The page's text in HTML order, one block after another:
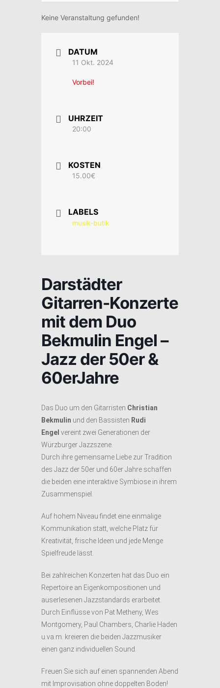
Keine Veranstaltung gefunden!
DATUM
11 Okt. 2024
Vorbei!
UHRZEIT
20:00
KOSTEN
15.00€
LABELS
musik-butik
Darstädter
Gitarren-Konzerte
mit dem Duo
Bekmulin Engel –
Jazz der 50er &
60erJahre
Das Duo um den Gitarristen Christian
Bekmulin und den Bassisten Rudi
Engel vereint zwei Generationen der
Würzburger Jazzszene.
Durch ihre gemeinsame Liebe zur Tradition
des Jazz der 50er und 60er Jahre schaffen
die beiden eine interaktive Symbiose in ihrem
Zusammenspiel.
Auf hohem Niveau findet eine einmalige
Kommunikation statt, welche Platz für
Kreativität, frische Ideen und jede Menge
Spielfreude lässt.
Bei zahlreichen Konzerten hat das Duo ein
Repertoire an Eigenkompositionen und
auserlesenen Jazzstandards erarbeitet.
Durch Einflüsse von Pat Metheny, Wes
Montgomery, Paul Chambers, Charlie Haden
u.va.m. kreieren die beiden Jazzmusiker
einen ganz individuellen Sound.
Freuen Sie sich auf einen spannenden Abend
mit Improvisation ohne doppelten Boden!